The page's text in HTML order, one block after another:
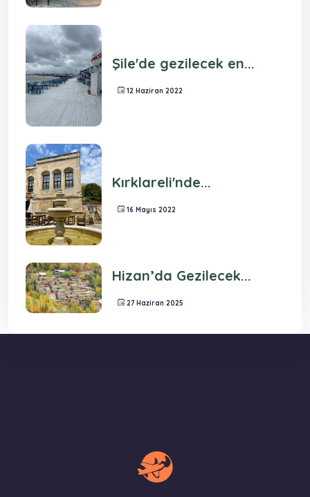
Şile'de gezilecek en...
12 Haziran 2022
Kırklareli'nde...
16 Mayıs 2022
Hizan’da Gezilecek...
27 Haziran 2025